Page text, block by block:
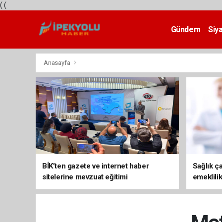
( (
Gündem
Anasayfa
BİK’ten gazete ve internet haber
sitelerine mevzuat eğitimi
Sağlık